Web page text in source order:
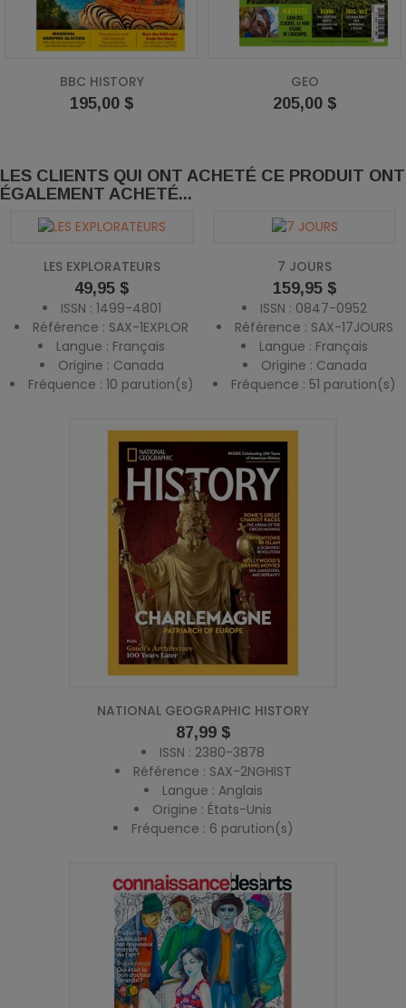
BBC HISTORY
Prix
195,00 $
GEO
Prix
205,00 $
LES CLIENTS QUI ONT ACHETÉ CE PRODUIT ONT
ÉGALEMENT ACHETÉ...
LES EXPLORATEURS
Prix
49,95 $
ISSN : 1499-4801
Référence : SAX-1EXPLOR
Langue : Français
Origine : Canada
Fréquence : 10 parution(s)
7 JOURS
Prix
159,95 $
ISSN : 0847-0952
Référence : SAX-17JOURS
Langue : Français
Origine : Canada
Fréquence : 51 parution(s)
NATIONAL GEOGRAPHIC HISTORY
Prix
87,99 $
ISSN : 2380-3878
Référence : SAX-2NGHIST
Langue : Anglais
Origine : États-Unis
Fréquence : 6 parution(s)